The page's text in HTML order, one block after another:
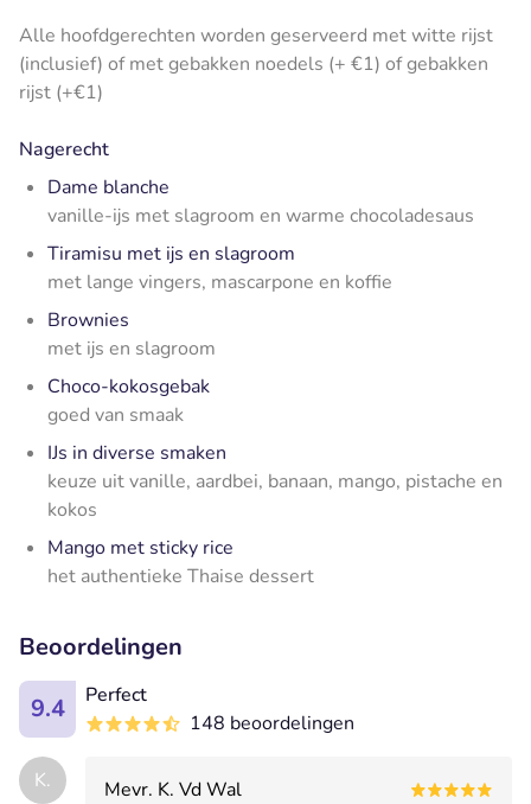
Alle hoofdgerechten worden geserveerd met witte rijst
(inclusief) of met gebakken noedels (+ €1) of gebakken
rijst (+€1)
Nagerecht
Dame blanche
vanille-ijs met slagroom en warme chocoladesaus
Tiramisu met ijs en slagroom
met lange vingers, mascarpone en koffie
Brownies
met ijs en slagroom
Choco-kokosgebak
goed van smaak
IJs in diverse smaken
keuze uit vanille, aardbei, banaan, mango, pistache en
kokos
Mango met sticky rice
het authentieke Thaise dessert
Beoordelingen
9.4
Perfect
148 beoordelingen
K.
Mevr. K. Vd Wal